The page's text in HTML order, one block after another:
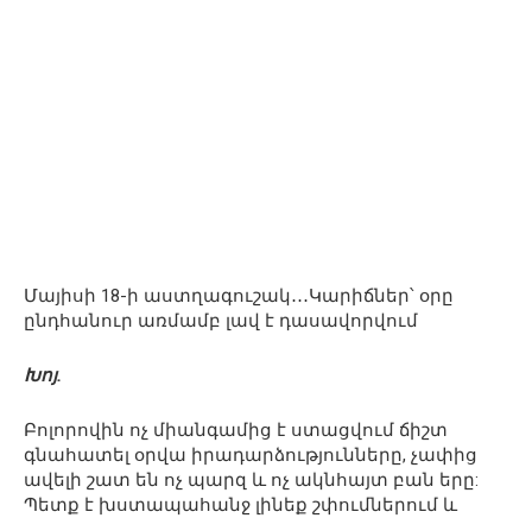
Մայիսի 18-ի աստղագուշակ․․․Կարիճներ՝ օրը
ընդհանուր առմամբ լավ է դասավորվում
Խոյ.
Բոլորովին ոչ միանգամից է ստացվում ճիշտ
գնահատել օրվա իրադարձությունները, չափից
ավելի շատ են ոչ պարզ և ոչ ակնհայտ բան երը:
Պետք է խստապահանջ լինեք շփումներում և